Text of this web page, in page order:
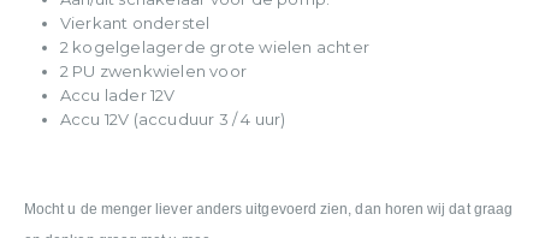
Vierkant onderstel
2 kogelgelagerde grote wielen achter
2 PU zwenkwielen voor
Accu lader 12V
Accu 12V (accuduur 3 / 4 uur)
Mocht u de menger liever anders uitgevoerd zien,dan horen wij dat graag